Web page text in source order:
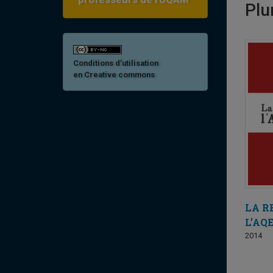
Conditions d’utilisation
en Creative commons
LA
2014